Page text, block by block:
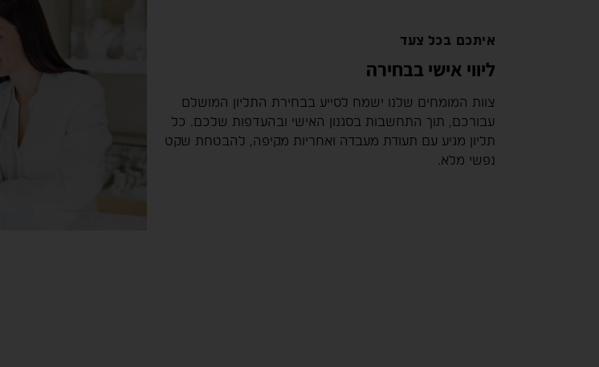
איתכם בכל צעד
ליווי אישי בבחירה
צוות המומחים שלנו ישמח לסייע בבחירת התליון המושלם
עבורכם, תוך התחשבות בסגנון האישי ובהעדפות שלכם. כל
תליון מגיע עם תעודת מעבדה ואחריות מקיפה, להבטחת שקט
נפשי מלא.